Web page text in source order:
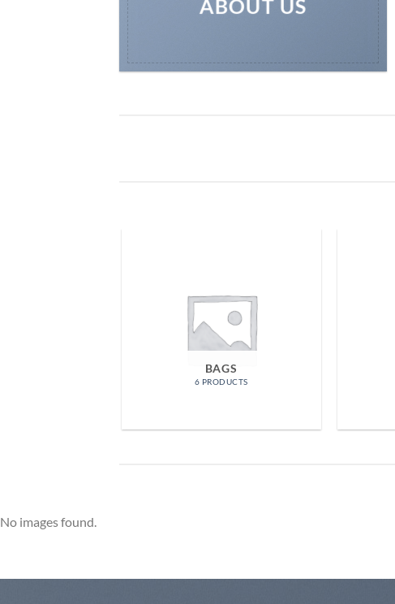
ABOUT US
BAGS
6 PRODUCTS
No images found.